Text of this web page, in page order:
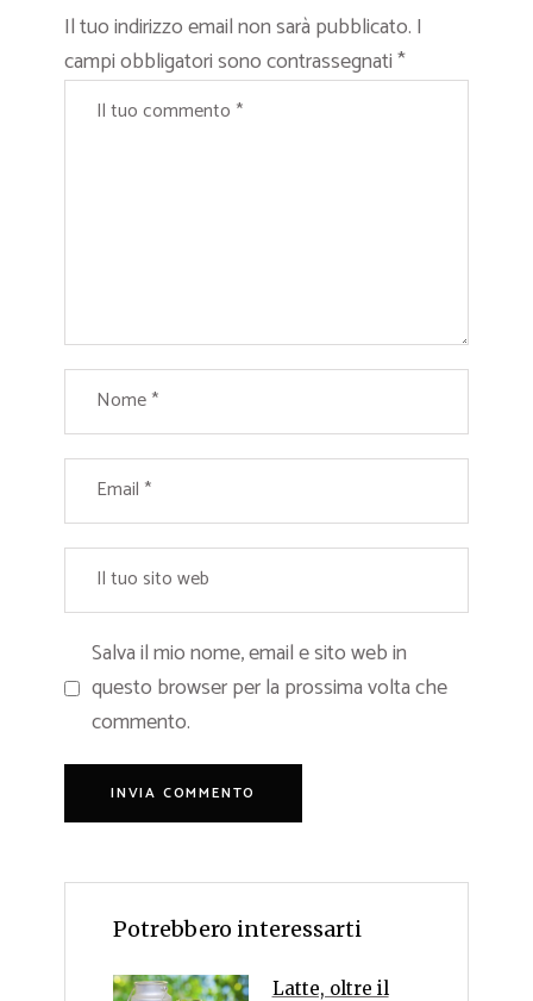
Il tuo indirizzo email non sarà pubblicato. I
campi obbligatori sono contrassegnati*
Salva il mio nome, email e sito web in
questo browser per la prossima volta che
commento.
Potrebbero interessarti
Latte, oltre il